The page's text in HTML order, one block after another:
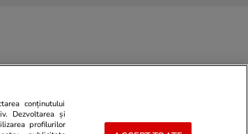
conținutului
Dezvoltarea și
profilurilor